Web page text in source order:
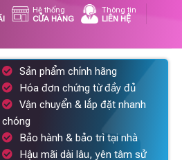
Hệ thống
CỬA HÀNG
Thông tin
LIÊN HỆ
Sản phẩm chính hãng
Hóa đơn chứng từ đầy đủ
Vận chuyển & lắp đặt nhanh
chóng
Bảo hành & bảo trì tại nhà
Hậu mãi dài lâu, yên tâm sử